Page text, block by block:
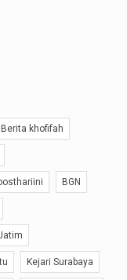
Berita khofifah
BGN
Kejari Surabaya